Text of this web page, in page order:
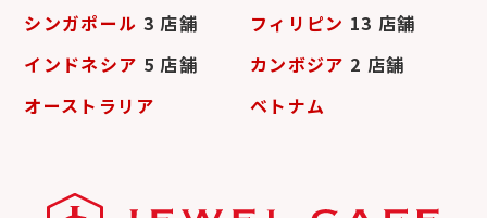
シンガポール 3 店舗 フィリピン 13 店舗
インドネシア 5 店舗 カンボジア 2 店舗
オーストラリア
ベトナム